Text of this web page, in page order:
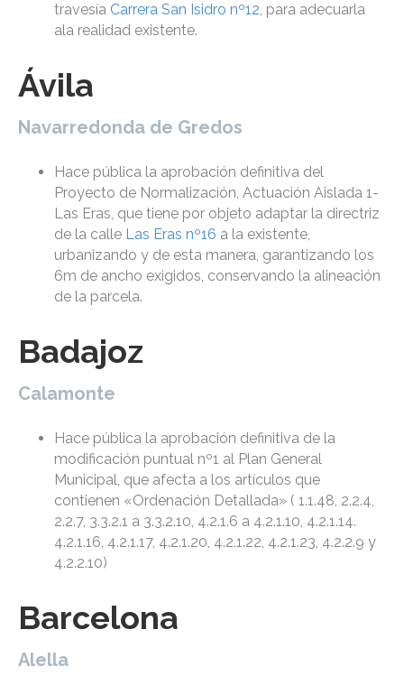
travesía Carrera San Isidro nº12, para adecuarla
ala realidad existente.
Ávila
Navarredonda de Gredos
Hace pública la aprobación definitiva del
Proyecto de Normalización, Actuación Aislada 1-
Las Eras, que tiene por objeto adaptar la directriz
de la calle Las Eras nº16 a la existente,
urbanizando y de esta manera, garantizando los
6m de ancho exigidos, conservando la alineación
de la parcela.
Badajoz
Calamonte
Hace pública la aprobación definitiva de la
modificación puntual nº1 al Plan General
Municipal, que afecta a los artículos que
contienen «Ordenación Detallada» ( 1.1.48, 2.2.4,
2.2.7, 3.3.2.1 a 3.3.2.10, 4.2.1.6 a 4.2.1.10, 4.2.1.14.
4.2.1.16, 4.2.1.17, 4.2.1.20, 4.2.1.22, 4.2.1.23, 4.2.2.9 y
4.2.2.10)
Barcelona
Alella